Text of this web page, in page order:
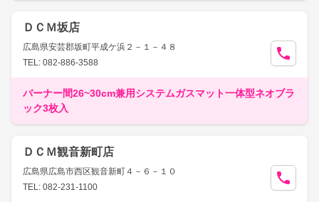
ＤＣＭ坂店
広島県安芸郡坂町平成ケ浜２－１－４８
TEL: 082-886-3588
バーナー間26~30cm兼用システムガスマット一体型ネオブラ
ック3枚入
ＤＣＭ観音新町店
広島県広島市西区観音新町４－６－１０
TEL: 082-231-1100